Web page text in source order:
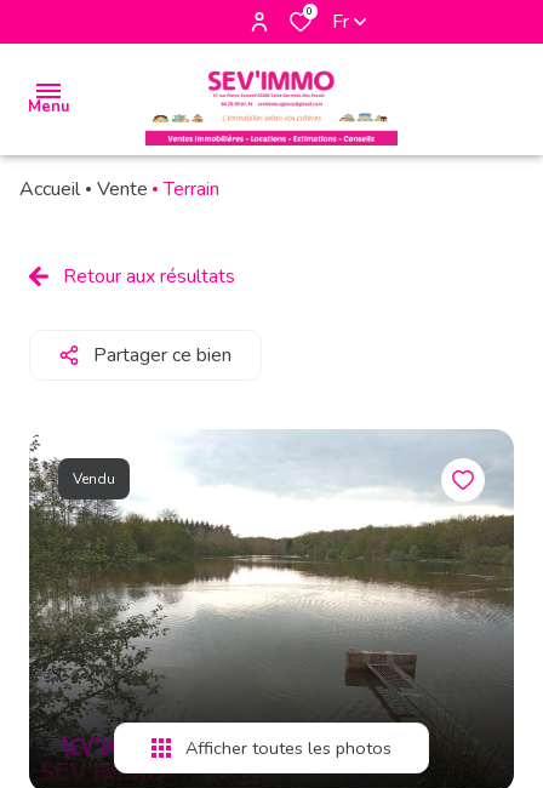
0 Fr
Menu
biens
à la
location
biens
vendus
estimation
alerte
e-
mail
contact
Accueil Vente Terrain
Retour aux résultats
Partager ce bien
Vendu
Afficher toutes les photos